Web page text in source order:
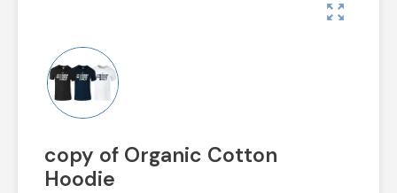
zoom_out_map
copy of Organic Cotton
Hoodie